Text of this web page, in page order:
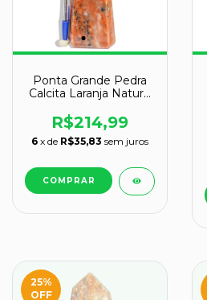
Ponta Grande Pedra
Calcita Laranja Natural
R$214,99
6 x de R$35,83 sem juros
25%
OFF